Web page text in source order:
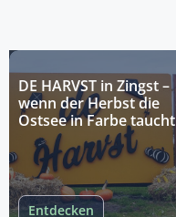
DE HARVST in Zingst –
wenn der Herbst die
Ostsee in Farbe taucht
Entdecken